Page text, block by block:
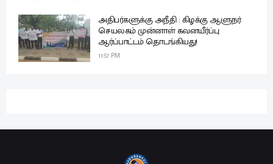
அதிபர்களுக்கு அநீதி : கிழக்கு ஆளுநர்
செயலகம் முன்னாள் கவனயீர்ப்பு
ஆர்ப்பாட்டம் தொடங்கியது!
11:57 PM